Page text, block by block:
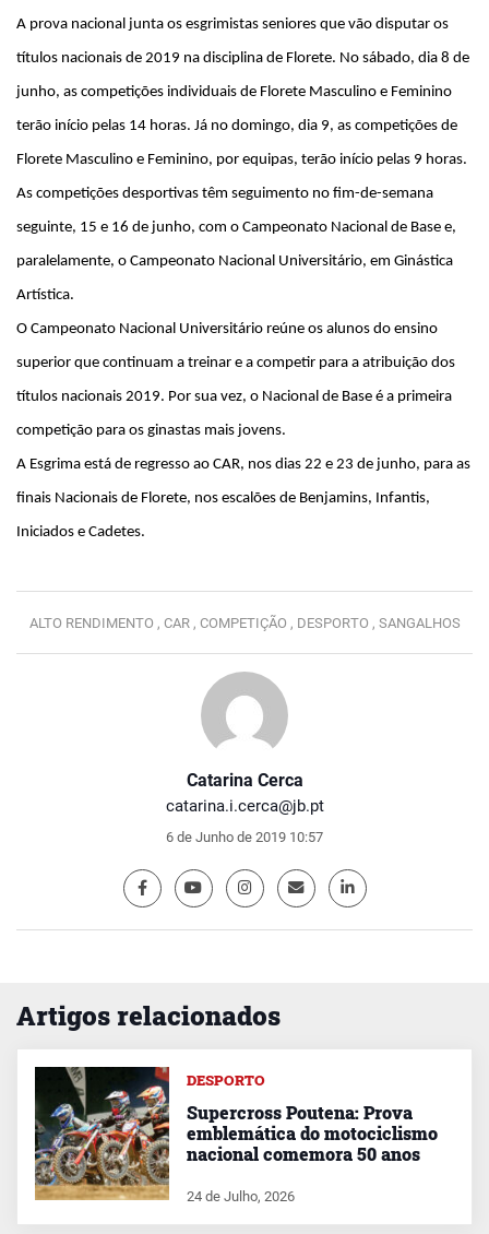
Catarina Cerca
catarina.i.cerca@jb.pt
6 de Junho de 2019 10:57
A prova nacional junta os esgrimistas seniores que vão disputar os
títulos nacionais de 2019 na disciplina de Florete. No sábado, dia 8 de
junho, as competições individuais de Florete Masculino e Feminino
terão início pelas 14 horas. Já no domingo, dia 9, as competições de
Florete Masculino e Feminino, por equipas, terão início pelas 9 horas.
As competições desportivas têm seguimento no fim-de-semana
seguinte, 15 e 16 de junho, com o Campeonato Nacional de Base e,
paralelamente, o Campeonato Nacional Universitário, em Ginástica
Artística.
O Campeonato Nacional Universitário reúne os alunos do ensino
superior que continuam a treinar e a competir para a atribuição dos
títulos nacionais 2019. Por sua vez, o Nacional de Base é a primeira
competição para os ginastas mais jovens.
A Esgrima está de regresso ao CAR, nos dias 22 e 23 de junho, para as
finais Nacionais de Florete, nos escalões de Benjamins, Infantis,
Iniciados e Cadetes.
ALTO RENDIMENTO , CAR , COMPETIÇÃO , DESPORTO , SANGALHOS
Artigos relacionados
DESPORTO
Supercross Poutena: Prova
emblemática do motociclismo
nacional comemora 50 anos
24 de Julho, 2026